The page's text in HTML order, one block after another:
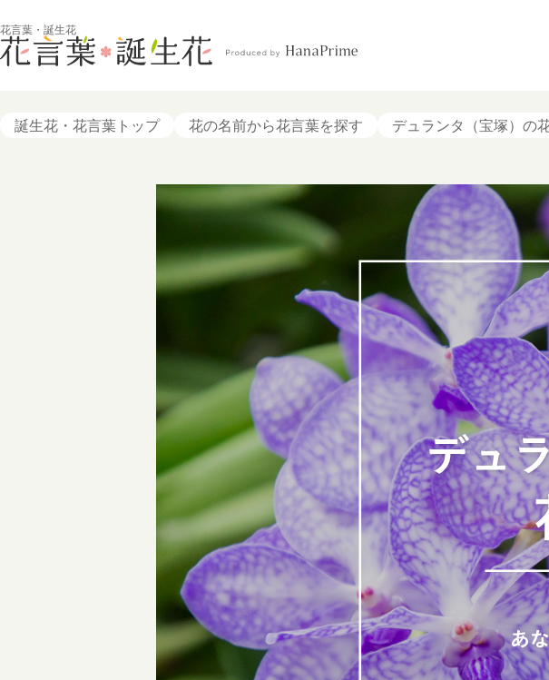
花言葉・誕生花
誕生花・花言葉トップ 花の名前から花言葉を探す デュランタ（宝塚）の